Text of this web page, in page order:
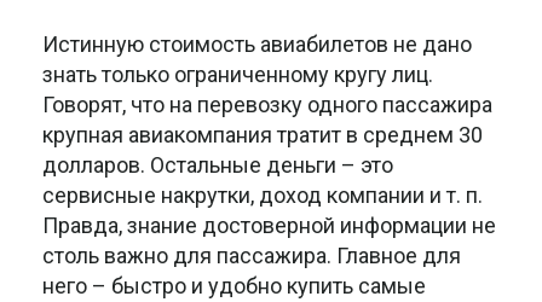
Истинную стоимость авиабилетов не дано
знать только ограниченному кругу лиц.
Говорят, что на перевозку одного пассажира
крупная авиакомпания тратит в среднем 30
долларов. Остальные деньги – это
сервисные накрутки, доход компании и т. п.
Правда, знание достоверной информации не
столь важно для пассажира. Главное для
него – быстро и удобно купить самые